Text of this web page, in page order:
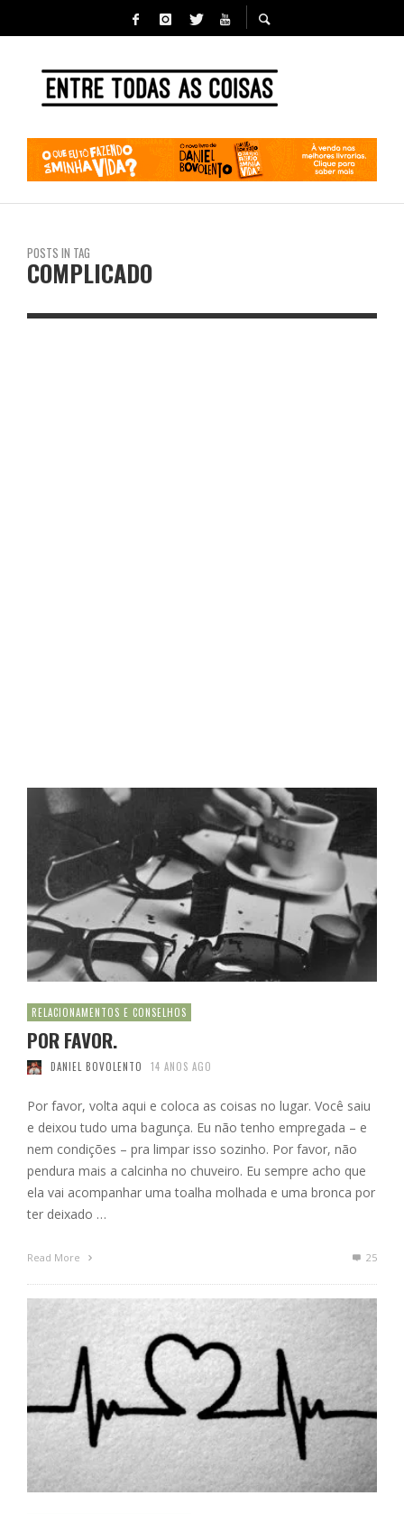
POSTS IN TAG
COMPLICADO
RELACIONAMENTOS E CONSELHOS
POR FAVOR.
DANIEL BOVOLENTO 14 ANOS AGO
Por favor, volta aqui e coloca as coisas no lugar. Você saiu
e deixou tudo uma bagunça. Eu não tenho empregada – e
nem condições – pra limpar isso sozinho. Por favor, não
pendura mais a calcinha no chuveiro. Eu sempre acho que
ela vai acompanhar uma toalha molhada e uma bronca por
ter deixado …
Read More 25